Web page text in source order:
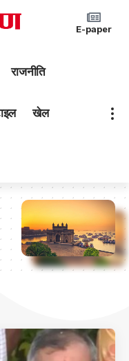
E-paper
राजनीति
खेल